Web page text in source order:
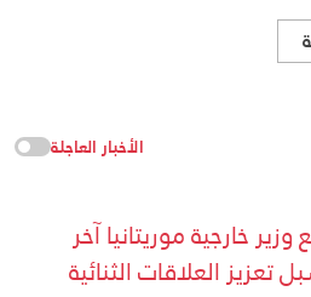
الأخبار العاجلة
خارجية موريتانيا آخر
تعزيز العلاقات الثنائية